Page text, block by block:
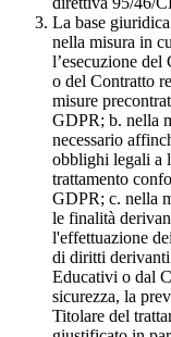
La base
nella misura in
l’esecuzione
o del Contratto
misure
GDPR; b. nella
necessario
obblighi legali a
trattamento
GDPR; c. nella
le finalità
l'effettuazione
di diritti
Educativi o dal
sicurezza, la
Titolare del